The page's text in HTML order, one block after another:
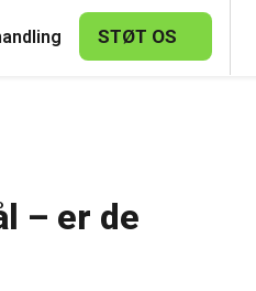
STØT OS
– er de